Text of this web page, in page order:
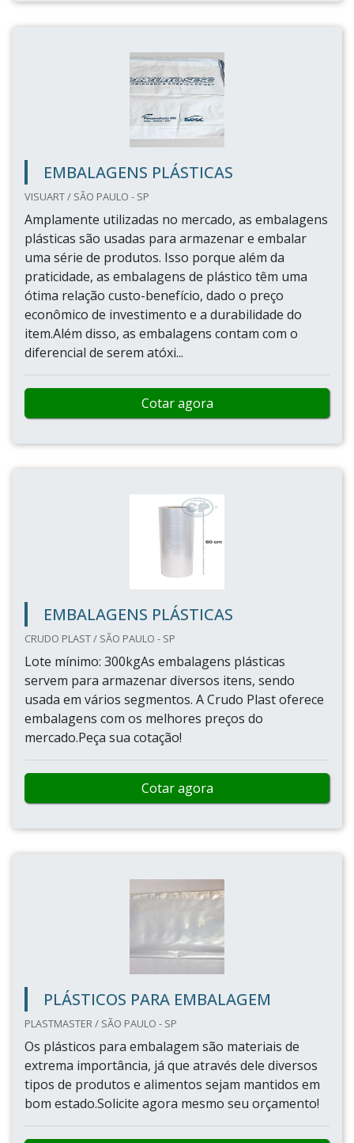
EMBALAGENS PLÁSTICAS
VISUART / SÃO PAULO - SP
Amplamente utilizadas no mercado, as embalagens
plásticas são usadas para armazenar e embalar
uma série de produtos. Isso porque além da
praticidade, as embalagens de plástico têm uma
ótima relação custo-benefício, dado o preço
econômico de investimento e a durabilidade do
item.Além disso, as embalagens contam com o
diferencial de serem atóxi...
Cotar agora
EMBALAGENS PLÁSTICAS
CRUDO PLAST / SÃO PAULO - SP
Lote mínimo: 300kgAs embalagens plásticas
servem para armazenar diversos itens, sendo
usada em vários segmentos. A Crudo Plast oferece
embalagens com os melhores preços do
mercado.Peça sua cotação!
Cotar agora
PLÁSTICOS PARA EMBALAGEM
PLASTMASTER / SÃO PAULO - SP
Os plásticos para embalagem são materiais de
extrema importância, já que através dele diversos
tipos de produtos e alimentos sejam mantidos em
bom estado.Solicite agora mesmo seu orçamento!